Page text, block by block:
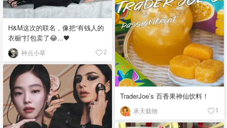
TraderJoe’s 百香果神仙饮料！
承天载物 1
H&M这次的联名，像把“有钱人的
衣橱”打包卖了😂...🖤
种点小草 2